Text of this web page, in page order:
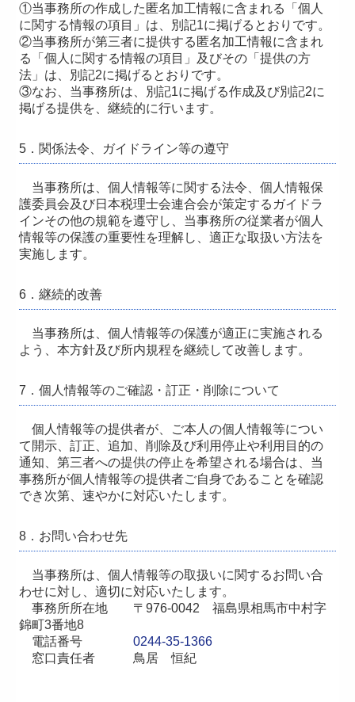
①当事務所の作成した匿名加工情報に含まれる「個人
に関する情報の項目」は、別記1に掲げるとおりです。
②当事務所が第三者に提供する匿名加工情報に含まれ
る「個人に関する情報の項目」及びその「提供の方
法」は、別記2に掲げるとおりです。
③なお、当事務所は、別記1に掲げる作成及び別記2に
掲げる提供を、継続的に行います。
5．関係法令、ガイドライン等の遵守
当事務所は、個人情報等に関する法令、個人情報保
護委員会及び日本税理士会連合会が策定するガイドラ
インその他の規範を遵守し、当事務所の従業者が個人
情報等の保護の重要性を理解し、適正な取扱い方法を
実施します。
6．継続的改善
当事務所は、個人情報等の保護が適正に実施される
よう、本方針及び所内規程を継続して改善します。
7．個人情報等のご確認・訂正・削除について
個人情報等の提供者が、ご本人の個人情報等につい
て開示、訂正、追加、削除及び利用停止や利用目的の
通知、第三者への提供の停止を希望される場合は、当
事務所が個人情報等の提供者ご自身であることを確認
でき次第、速やかに対応いたします。
8．お問い合わせ先
当事務所は、個人情報等の取扱いに関するお問い合
わせに対し、適切に対応いたします。
事務所所在地 〒976-0042 福島県相馬市中村字
錦町3番地8
電話番号0244-35-1366
窓口責任者 鳥居 恒紀